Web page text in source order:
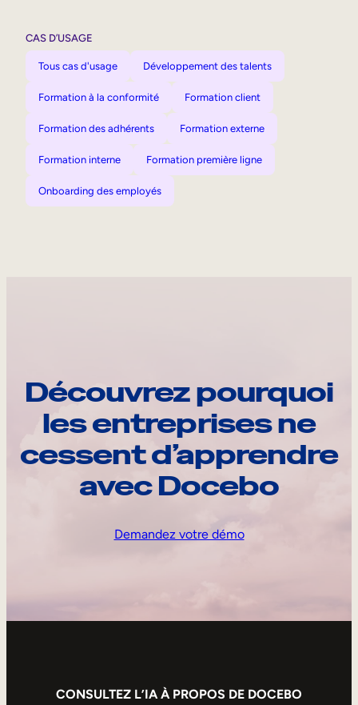
CAS D’USAGE
Tous cas d'usage Développement des talents
Formation à la conformité Formation client
Formation des adhérents Formation externe
Formation interne Formation première ligne
Onboarding des employés
Découvrez pourquoi
les entreprises ne
cessent d’apprendre
avec Docebo
Demandez votre démo
CONSULTEZ L’IA À PROPOS DE DOCEBO